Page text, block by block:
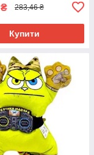
₴ 283,46 ₴
Купити